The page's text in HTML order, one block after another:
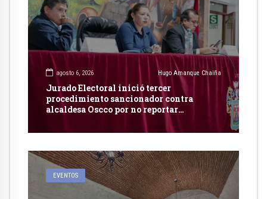
agosto 6, 2026 Hugo Amanque Chaiña
Jurado Electoral inició tercer
procedimiento sancionador contra
alcaldesa Oscco por no reportar
EVENTOS